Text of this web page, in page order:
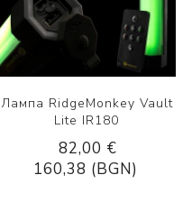
Лампа RidgeMonkey Vault
Lite IR180
82,00 €
160,38 (BGN)